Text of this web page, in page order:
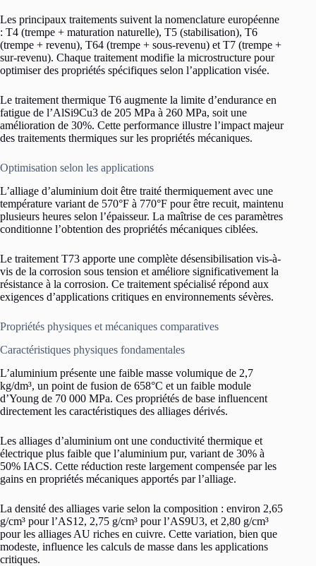
Les principaux traitements suivent la nomenclature européenne
: T4 (trempe + maturation naturelle), T5 (stabilisation), T6
(trempe + revenu), T64 (trempe + sous-revenu) et T7 (trempe +
sur-revenu). Chaque traitement modifie la microstructure pour
optimiser des propriétés spécifiques selon l’application visée.
Le traitement thermique T6 augmente la limite d’endurance en
fatigue de l’AlSi9Cu3 de 205 MPa à 260 MPa, soit une
amélioration de 30%. Cette performance illustre l’impact majeur
des traitements thermiques sur les propriétés mécaniques.
Optimisation selon les applications
L’alliage d’aluminium doit être traité thermiquement avec une
température variant de 570°F à 770°F pour être recuit, maintenu
plusieurs heures selon l’épaisseur. La maîtrise de ces paramètres
conditionne l’obtention des propriétés mécaniques ciblées.
Le traitement T73 apporte une complète désensibilisation vis-à-
vis de la corrosion sous tension et améliore significativement la
résistance à la corrosion. Ce traitement spécialisé répond aux
exigences d’applications critiques en environnements sévères.
Propriétés physiques et mécaniques comparatives
Caractéristiques physiques fondamentales
L’aluminium présente une faible masse volumique de 2,7
kg/dm³, un point de fusion de 658°C et un faible module
d’Young de 70 000 MPa. Ces propriétés de base influencent
directement les caractéristiques des alliages dérivés.
Les alliages d’aluminium ont une conductivité thermique et
électrique plus faible que l’aluminium pur, variant de 30% à
50% IACS. Cette réduction reste largement compensée par les
gains en propriétés mécaniques apportés par l’alliage.
La densité des alliages varie selon la composition : environ 2,65
g/cm³ pour l’AS12, 2,75 g/cm³ pour l’AS9U3, et 2,80 g/cm³
pour les alliages AU riches en cuivre. Cette variation, bien que
modeste, influence les calculs de masse dans les applications
critiques.